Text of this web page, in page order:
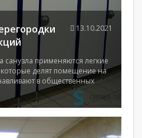
санузла применяются легкие
делят помещение на
в общественных
13.10.2021